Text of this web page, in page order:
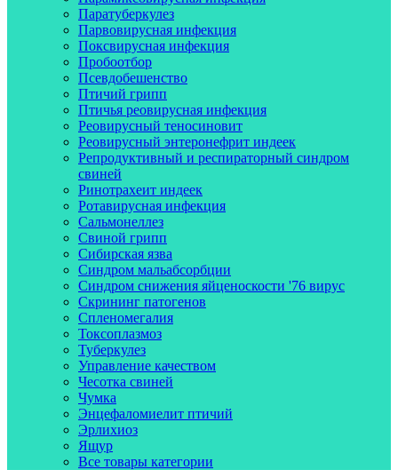
Паратуберкулез
Парвовирусная инфекция
Поксвирусная инфекция
Пробоотбор
Псевдобешенство
Птичий грипп
Птичья реовирусная инфекция
Реовирусный теносиновит
Реовирусный энтеронефрит индеек
Репродуктивный и респираторный синдром
свиней
Ринотрахеит индеек
Ротавирусная инфекция
Сальмонеллез
Свиной грипп
Сибирская язва
Синдром мальабсорбции
Синдром снижения яйценоскости '76 вирус
Скрининг патогенов
Спленомегалия
Токсоплазмоз
Туберкулез
Управление качеством
Чесотка свиней
Чумка
Энцефаломиелит птичий
Эрлихиоз
Ящур
Все товары категории